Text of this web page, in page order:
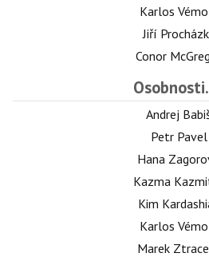
Karlos
Jiří
Conor
Andrej
Petr Pavel
Hana
Kazma
Kim
Karlos
Marek